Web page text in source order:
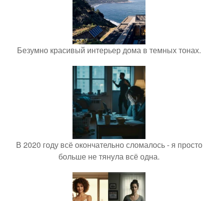
Безумно красивый интерьер дома в темных тонах.
В 2020 году всё окончательно сломалось - я просто
больше не тянула всё одна.